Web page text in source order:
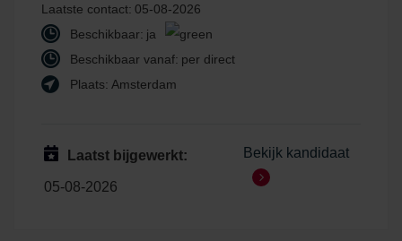
Laatste contact: 05-08-2026
Beschikbaar: ja
Beschikbaar vanaf: per direct
Plaats: Amsterdam
Laatst bijgewerkt:
05-08-2026
Bekijk kandidaat